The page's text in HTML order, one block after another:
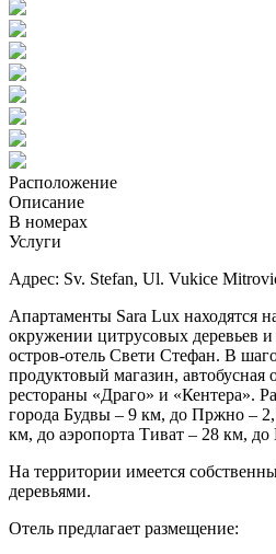
Расположение
Описание
В номерах
Услуги
Адрес: Sv. Stefan, Ul. Vukice
Апартаменты Sara Lux находятся
окружении цитрусовых деревьев
остров-отель Свети Стефан. В
продуктовый магазин, автобусная
рестораны «Драго» и «Кентера».
города Будвы – 9 км, до Пржно –
км, до аэропорта Тиват – 28 км,
На территории имеется
деревьями.
Отель предлагает размещение: